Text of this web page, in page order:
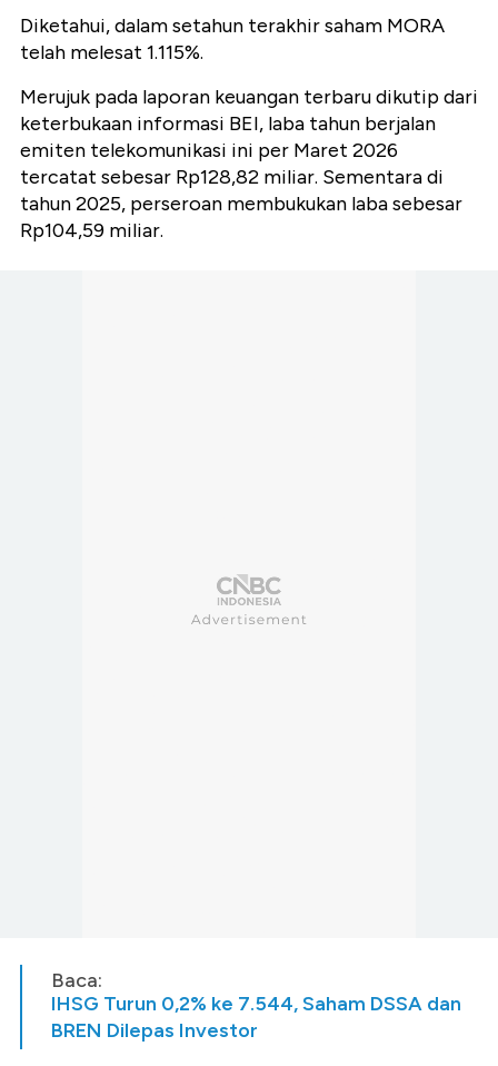
Diketahui, dalam setahun terakhir saham MORA
telah melesat 1.115%.
Merujuk pada laporan keuangan terbaru dikutip dari
keterbukaan informasi BEI, laba tahun berjalan
emiten telekomunikasi ini per Maret 2026
tercatat sebesar Rp128,82 miliar. Sementara di
tahun 2025, perseroan membukukan laba sebesar
Rp104,59 miliar.
Baca:
IHSG Turun 0,2% ke 7.544, Saham DSSA dan
BREN Dilepas Investor